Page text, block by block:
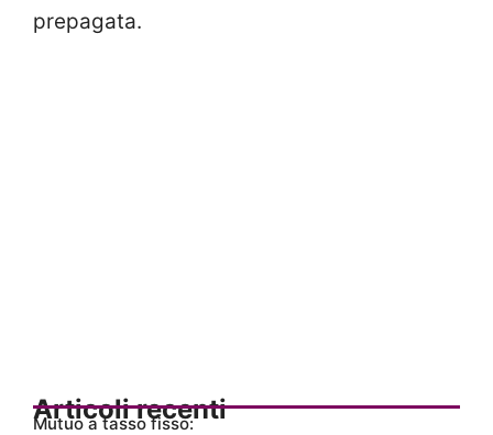
prepagata.
Articoli recenti
Mutuo a tasso fisso: